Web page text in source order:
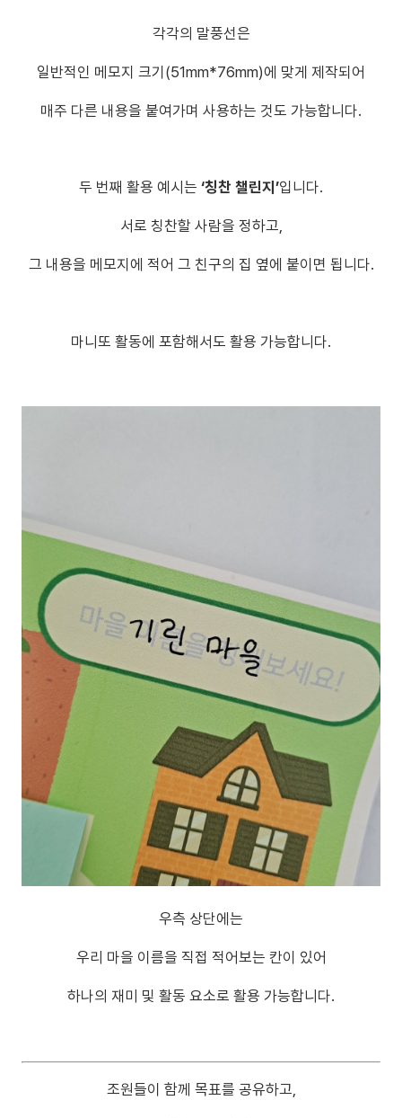
각각의 말풍선은
일반적인 메모지 크기(51mm*76mm)에 맞게 제작되어
매주 다른 내용을 붙여가며 사용하는 것도 가능합니다.
두 번째 활용 예시는 ‘칭찬 챌린지’입니다.
서로 칭찬할 사람을 정하고,
그 내용을 메모지에 적어 그 친구의 집 옆에 붙이면 됩니다.
마니또 활동에 포함해서도 활용 가능합니다.
우측 상단에는
우리 마을 이름을 직접 적어보는 칸이 있어
하나의 재미 및 활동 요소로 활용 가능합니다.
조원들이 함께 목표를 공유하고,